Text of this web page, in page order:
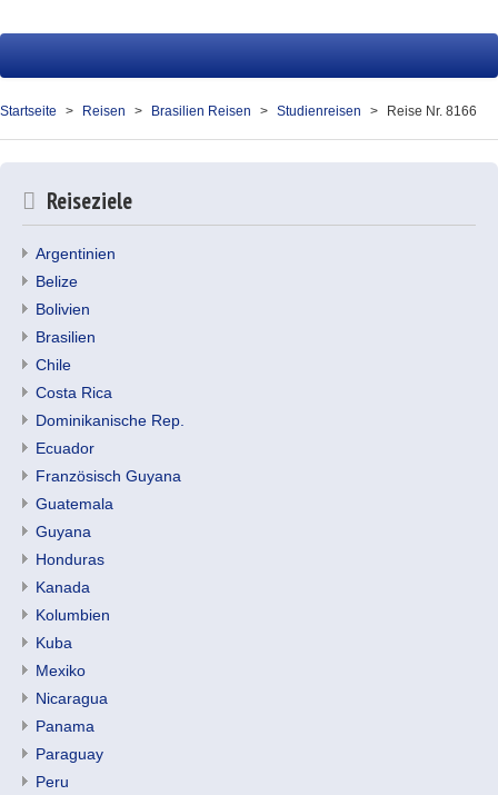
Service
Startseite Reisen Brasilien Reisen Studienreisen Reise Nr. 8166
Reiseziele
Argentinien
Belize
Bolivien
Brasilien
Chile
Costa Rica
Dominikanische Rep.
Ecuador
Französisch Guyana
Guatemala
Guyana
Honduras
Kanada
Kolumbien
Kuba
Mexiko
Nicaragua
Panama
Paraguay
Peru